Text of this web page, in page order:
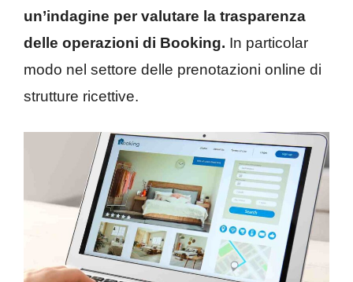
un’indagine per valutare la trasparenza
delle operazioni di Booking. In particolar
modo nel settore delle prenotazioni online di
strutture ricettive.